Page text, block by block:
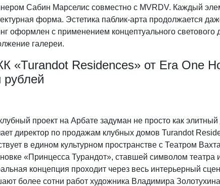
Сабин Марселис совместно с MVRDV. Каждый
форма. Эстетика паблик-арта продолжается
оформлен с применением концептуального
галереи.
«Turandot Residences» от Era One
рублей
проект на Арбате задуман не просто как
директор по продажам клубных домов Turandot
в едином культурном пространстве с Театром
«Принцесса Турандот», ставшей символом
концепция проходит через весь интерьерный
более сотни работ художника Владимира